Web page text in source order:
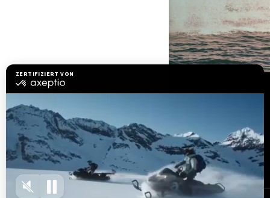
Ressourcen
Brauchen Sie Hilfe?
Karrieren
Händler werden
BRP Experiences